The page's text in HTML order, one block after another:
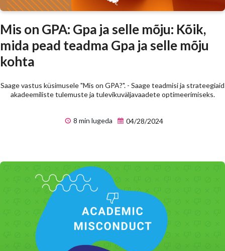
Mis on GPA: Gpa ja selle mõju: Kõik,
mida pead teadma Gpa ja selle mõju
kohta
Saage vastus küsimusele "Mis on GPA?". - Saage teadmisi ja strateegiaid
akadeemiliste tulemuste ja tulevikuväljavaadete optimeerimiseks.
8 min lugeda 04/28/2024